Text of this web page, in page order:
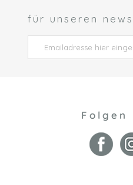
für unseren
Folgen